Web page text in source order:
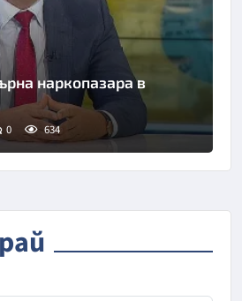
наркопазара в
0 634